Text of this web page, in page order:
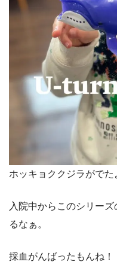
ホッキョククジラがでた
入院中からこのシリー
るなぁ。
採血がんばったもんね！